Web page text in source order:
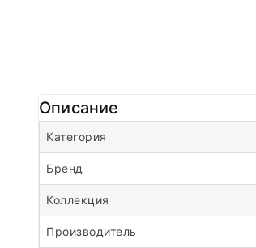
Описание
Категория
Бренд
Коллекция
Производитель